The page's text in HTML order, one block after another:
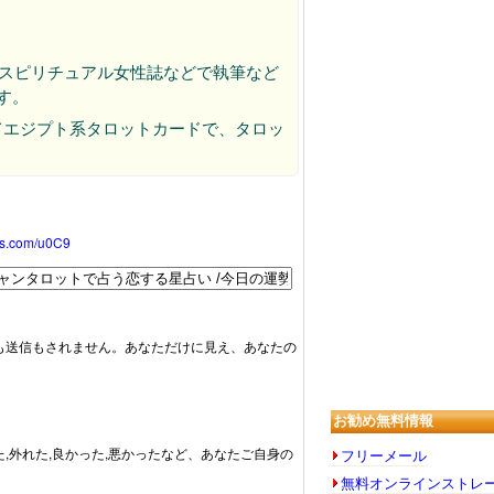
ピリチュアル女性誌などで執筆など
ジプト系タロットカードで、タロッ
u0C9
送信もされません。あなただけに見え、あなたの
外れた,良かった,悪かったなど、あなたご自身の
お勧め無料情報
フリーメール
無料オンラインストレ